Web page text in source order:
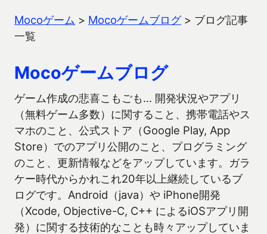
Mocoゲーム > Mocoゲームブログ> ブログ記事
一覧
Mocoゲームブログ
ゲーム作成の悲喜こもごも… 開発状況やアプリ
（無料ゲーム多数）に関すること、携帯電話やス
マホのこと、公式ストア（Google Play, App
Store）でのアプリ公開のこと、プログラミング
のこと、更新情報などをアップしています。ガラ
ケー時代からかれこれ20年以上継続しているブ
ログです。Android（java）や iPhone開発
（Xcode, Objective-C, C++ によるiOSアプリ開
発）に関する技術的なことも時々アップしていま